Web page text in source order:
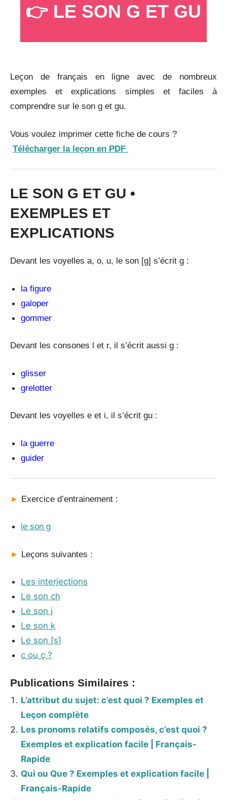
2022👉 LE SON G ET GU
Leçon de français en ligne avec de nombreux
exemples et explications simples et faciles à
comprendre sur le son g et gu.
Vous voulez imprimer cette fiche de cours ?
Télécharger la leçon en PDF
LE SON G ET GU •
EXEMPLES ET
EXPLICATIONS
Devant les voyelles a, o, u, le son [g] s’écrit g :
la figure
galoper
gommer
Devant les consones l et r, il s’écrit aussi g :
glisser
grelotter
Devant les voyelles e et i, il s’écrit gu :
la guerre
guider
► Exercice d’entrainement :
le son g
► Leçons suivantes :
Les interjections
Le son ch
Le son j
Le son k
Le son [s]
c ou ç ?
Publications Similaires :
L’attribut du sujet: c’est quoi ? Exemples et
Leçon complète
Les pronoms relatifs composés, c’est quoi ?
Exemples et explication facile | Français-
Rapide
Qui ou Que ? Exemples et explication facile |
Français-Rapide